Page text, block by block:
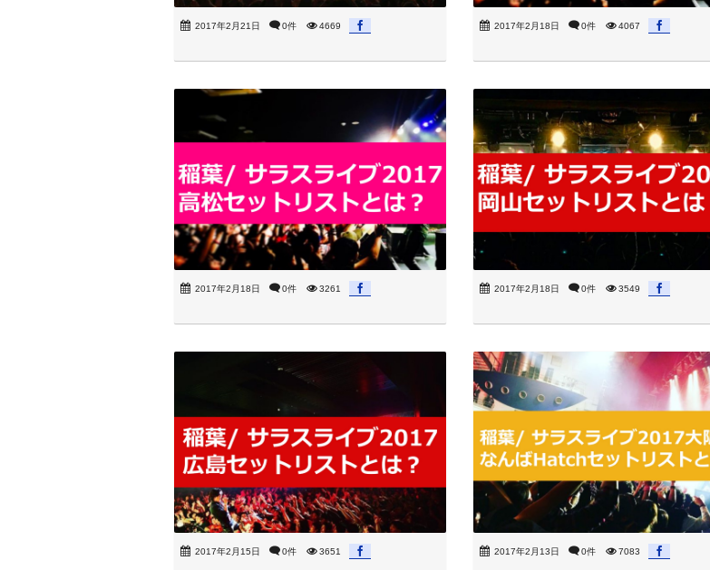
2017年2月21日 0件 4669 2017年2月18日 0件 4067
2017年2月18日 0件 3261 2017年2月18日 0件 3549
2017年2月15日 0件 3651 2017年2月13日 0件 7083